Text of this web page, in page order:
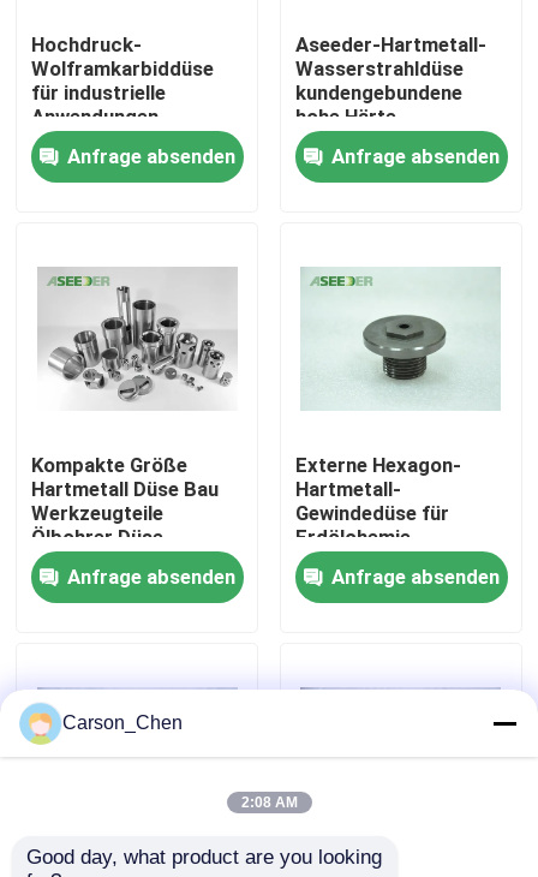
Haus
Über uns
Fabrik-Ausflug
Qualitätskontrolle
Treten Sie mit uns in Verbindung
Hartmetalldüse
Öl-Spray-Kopf-Faden-Düse
Karbidsandstrahlendüsen
Hochdruck-
Wolframkarbiddüse
für industrielle
Anwendungen
empfohlen
Anfrage absenden
Aseeder-Hartmetall-
Wasserstrahldüse
kundengebundene
hohe Härte
kennzeichnend
Anfrage absenden
Kompakte Größe
Hartmetall Düse Bau
Werkzeugteile
Ölbohrer Düse
Anfrage absenden
Externe Hexagon-
Hartmetall-
Gewindedüse für
Erdölchemie
Anfrage absenden
Carson_Chen
2:08 AM
Good day, what product are you looking